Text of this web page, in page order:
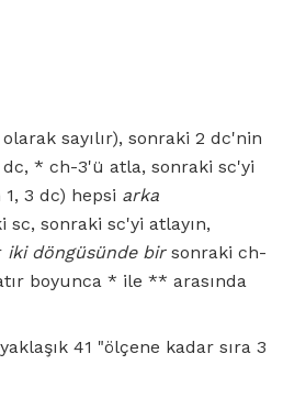
sayılır), sonraki 2 dc'nin
* ch-3'ü atla, sonraki sc'yi
3 dc) hepsi arka
sc, sonraki sc'yi atlayın,
iki döngüsünde birsonraki ch-
boyunca * ile ** arasında
41 "ölçene kadar sıra 3